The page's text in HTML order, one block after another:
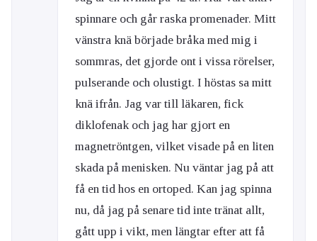
spinnare och går raska promenader. Mitt
vänstra knä började bråka med mig i
sommras, det gjorde ont i vissa rörelser,
pulserande och olustigt. I höstas sa mitt
knä ifrån. Jag var till läkaren, fick
diklofenak och jag har gjort en
magnetröntgen, vilket visade på en liten
skada på menisken. Nu väntar jag på att
få en tid hos en ortoped. Kan jag spinna
nu, då jag på senare tid inte tränat allt,
gått upp i vikt, men längtar efter att få